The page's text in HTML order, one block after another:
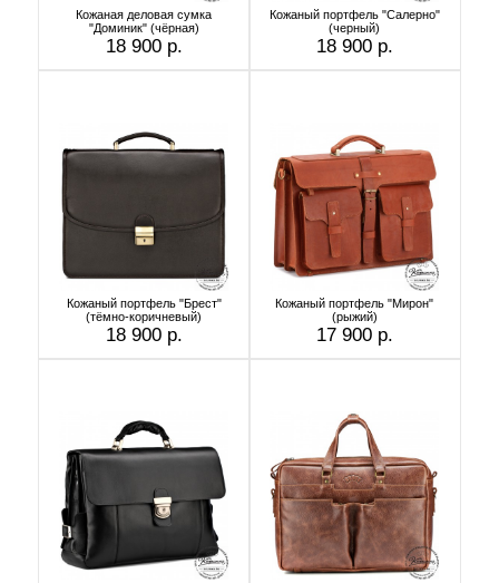
Кожаная деловая сумка
"Доминик" (чёрная)
18 900 р.
Кожаный портфель "Салерно"
(черный)
18 900 р.
Кожаный портфель "Брест"
(тёмно-коричневый)
18 900 р.
Кожаный портфель "Мирон"
(рыжий)
17 900 р.